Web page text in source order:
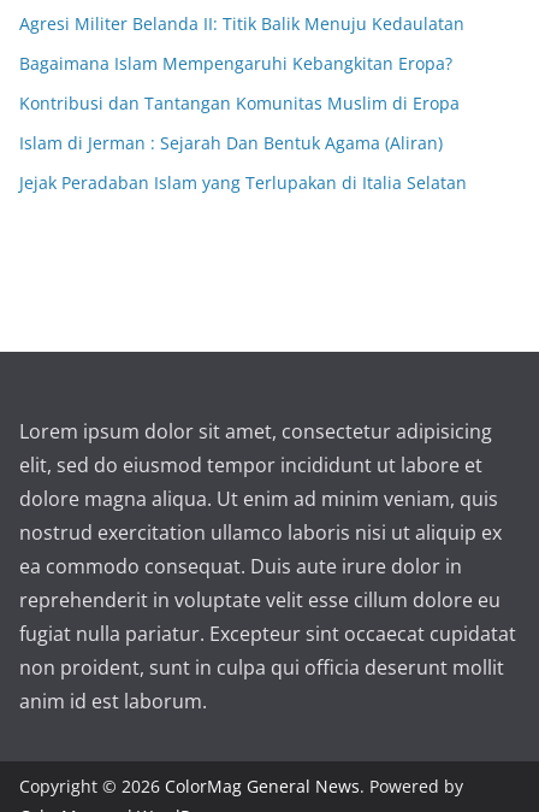
Agresi Militer Belanda II: Titik Balik Menuju Kedaulatan
Bagaimana Islam Mempengaruhi Kebangkitan Eropa?
Kontribusi dan Tantangan Komunitas Muslim di Eropa
Islam di Jerman : Sejarah Dan Bentuk Agama (Aliran)
Jejak Peradaban Islam yang Terlupakan di Italia Selatan
Lorem ipsum dolor sit amet, consectetur adipisicing
elit, sed do eiusmod tempor incididunt ut labore et
dolore magna aliqua. Ut enim ad minim veniam, quis
nostrud exercitation ullamco laboris nisi ut aliquip ex
ea commodo consequat. Duis aute irure dolor in
reprehenderit in voluptate velit esse cillum dolore eu
fugiat nulla pariatur. Excepteur sint occaecat cupidatat
non proident, sunt in culpa qui officia deserunt mollit
anim id est laborum.
Copyright © 2026 ColorMag General News. Powered by